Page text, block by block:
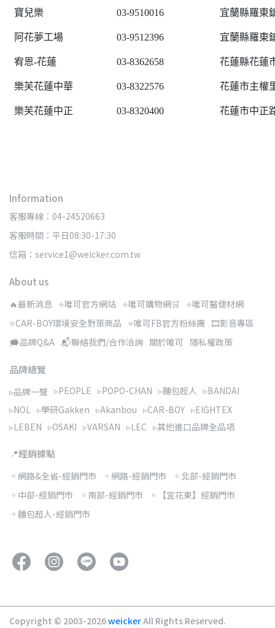
寶兒樂 03-9510016 宜蘭縣羅東
阿花夢工場 03-9512396 宜蘭縣羅東
宥恩-花蓮 03-8362658 花蓮縣花蓮
樂芙花蓮中華 03-8322576 花蓮市主權
樂芙花蓮中正 03-8320400 花蓮市中正
Information
客服專線：04-24520663
客服時間：平日08:30-17:30
信箱：service1@weicker.com.tw
About us
🔥最新消息 ⭐唯可官方網站 ⭐唯可購物網🛒 ⭐唯可醫健材網
⭐CAR-BOY環境安全對策商品 ⭐唯可FB官方粉絲團 🎞️影音專區
🗯️品牌Q&A 📬聯絡我們/合作洽詢 關於唯可 隱私權政策
品牌總覽
▹品牌一覽 ▹PEOPLE ▹POPO-CHAN ▹麵包超人 ▹BANDAI
▹NOL ▹學研Gakken ▹Akanbou ▹CAR-BOY ▹EIGHTEX
▹LEBEN ▹OSAKI ▹VARSAN ▹LEC ▹其他進口品牌全品項
📍經銷據點
◦網路&全省-經銷門市 ◦網路-經銷門市
◦北部-經銷門市
◦中部-經銷門市
◦南部-經銷門市
◦【宜花東】經銷門市
◦麵包超人-經銷門市
Copyright © 2003-2026weickerAll Rights Reserved.